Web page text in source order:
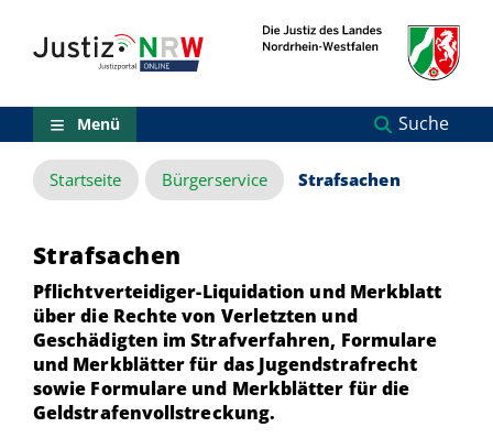
Inhalt
(Sprungmarken)
Menü
Zur
Suche
Zur
NRW-
Zur
Hauptnavigation
Zum
aktuellen
Inhalt
Zu
ausgewählten
Links
zu
Menü Suche
Startseite Bürgerservice Strafsachen
Strafsachen
Pflichtverteidiger-Liquidation und Merkblatt
über die Rechte von Verletzten und
Geschädigten im Strafverfahren, Formulare
und Merkblätter für das Jugendstrafrecht
sowie Formulare und Merkblätter für die
Geldstrafenvollstreckung.